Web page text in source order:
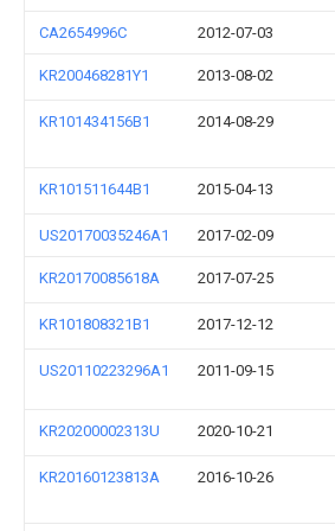
CA2654996C 2012-07-03
KR200468281Y1 2013-08-02
KR101434156B1 2014-08-29
KR101511644B1 2015-04-13
US20170035246A1 2017-02-09
KR20170085618A 2017-07-25
KR101808321B1 2017-12-12
US20110223296A1 2011-09-15
KR20200002313U 2020-10-21
KR20160123813A 2016-10-26